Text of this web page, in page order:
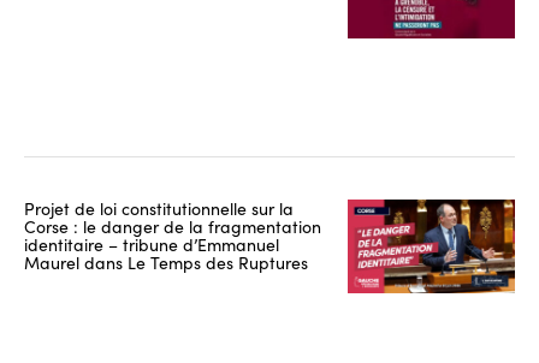
Projet de loi constitutionnelle sur la
Corse : le danger de la fragmentation
identitaire – tribune d’Emmanuel
Maurel dans Le Temps des Ruptures